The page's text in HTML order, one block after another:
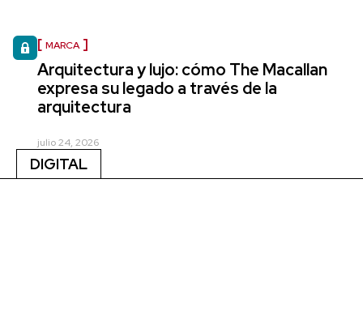
MARCA
Arquitectura y lujo: cómo The Macallan
expresa su legado a través de la
arquitectura
julio 24, 2026
DIGITAL